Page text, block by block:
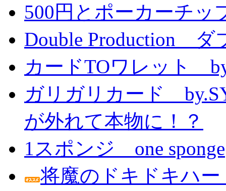
500円とポーカーチッ
Double Production ダ
カードTOワレット
ガリガリカード
が外れて本物に！？
1スポンジ one sponge
将魔のドキドキハ